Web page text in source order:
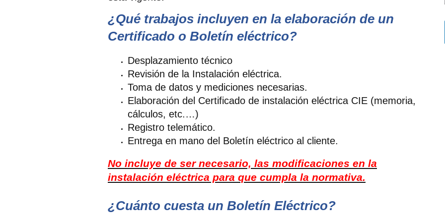
¿Qué trabajos incluyen en la elaboración de un
Certificado o Boletín eléctrico?
Desplazamiento técnico
Revisión de la Instalación eléctrica.
Toma de datos y mediciones necesarias.
Elaboración del Certificado de instalación eléctrica CIE (memoria,
cálculos, etc.…)
Registro telemático.
Entrega en mano del Boletín eléctrico al cliente.
No incluye de ser necesario, las modificaciones en la
instalación eléctrica para que cumpla la normativa.
¿Cuánto cuesta un Boletín Eléctrico?